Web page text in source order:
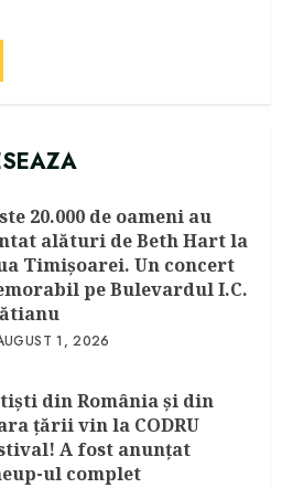
20.000 de oameni au
alături de Beth Hart la
Timișoarei. Un concert
pe Bulevardul I.C.
1, 2026
din România şi din
ţării vin la CODRU
A fost anunţat
ul complet